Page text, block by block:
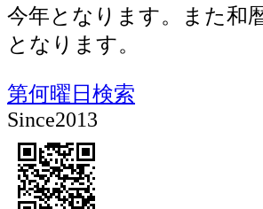
今年となります。また和
となります。
第何曜日検索
Since2013